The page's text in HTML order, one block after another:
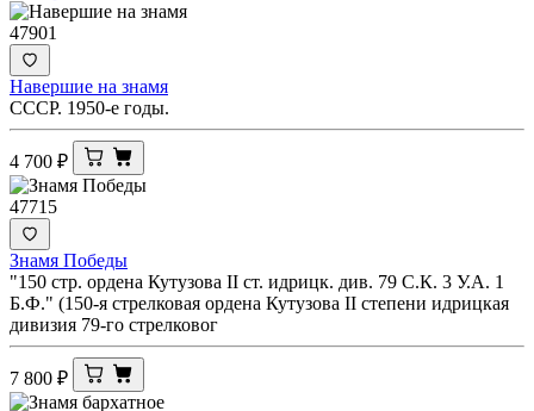
47901
Навершие на знамя
СССР. 1950-е годы.
4 700 ₽
47715
Знамя Победы
"150 стр. ордена Кутузова II ст. идрицк. див. 79 С.К. 3 У.А. 1
Б.Ф." (150-я стрелковая ордена Кутузова II степени идрицкая
дивизия 79-го стрелковог
7 800 ₽